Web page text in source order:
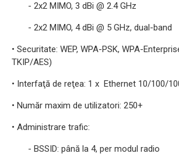
- 2x2 MIMO, 3 dBi @ 2.4 GHz
- 2x2 MIMO, 4 dBi @ 5 GHz, dual-band
• Securitate: WEP, WPA-PSK, WPA-
TKIP/AES)
• Interfaţă de reţea: 1 x Ethernet 10/100/
• Număr maxim de utilizatori: 250+
• Administrare trafic:
- BSSID: până la 4, per modul radio